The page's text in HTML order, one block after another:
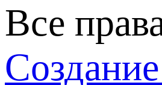
Все